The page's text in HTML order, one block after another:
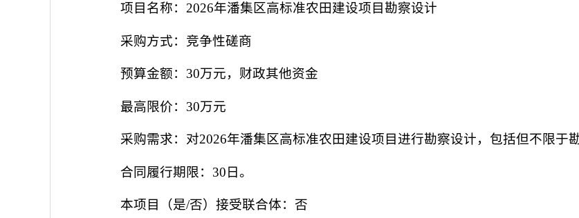
项目名称：2026年潘集区高标准农田建设项目勘察设计
采购方式：竞争性磋商
预算金额： 30万元， 财政其他资金
最高限价： 30万元
采购需求： 对2026年潘集区高标准农田建设项目进行勘察设计，包括但不限于
合同履行期限： 30日。
本项目（是/否）接受联合体：否